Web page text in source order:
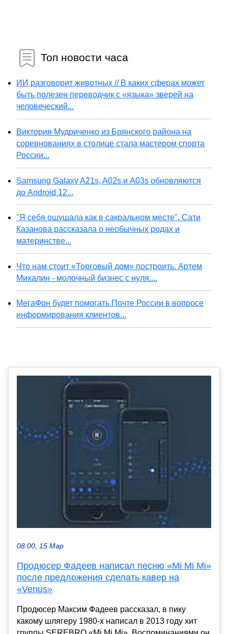
Топ новости часа
ИИ разговорит животных // В каких сферах может
быть полезен переводчик с «языка» зверей на
человеческий...
Виктория Мудриченко из Брянского района на
соревнованиях в столице стала мастером спорта
России...
Samsung Galaxy A21s, A02s и A03s обновляются
до Android 12...
"Я себя ощущала как в сакральном месте". Сати
Казанова рассказала о необычных родах и
материнстве...
Что нам стоит «Торговый дом» построить. Артем
Михалин - молочный бизнес с нуля....
МегаФон будет помогать Почте России в вопросе
информирования клиентов...
08:00, 15 Мар
Продюсер Фадеев написал песню «Mi Mi Mi»
после предложения сделать кавер на
«Venus»
Продюсер Максим Фадеев рассказал, в пику
какому шлягеру 1980-х написал в 2013 году хит